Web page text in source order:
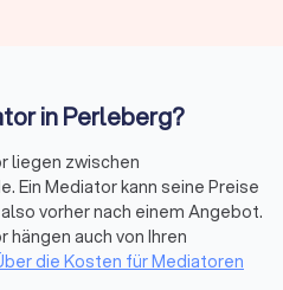
werden.
da der
und weniger formell ist. Es
oder Gerichtskosten an, und
für die Mediation im
in Perleberg?
liegen zwischen
Ein Mediator kann seine Preise
vorher nach einem Angebot.
auch von Ihren
die Kosten für Mediatoren